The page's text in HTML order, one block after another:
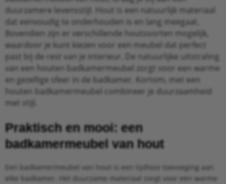
duurzamere levensstijl. Hout is een natuurlijk materiaal
dat eenvoudig te onderhouden is en lang meegaat.
Bovendien zijn er verschillende houtsoorten mogelijk,
waardoor je kunt kiezen voor een meubel dat perfect
past bij de rest van je interieur. De natuurlijke uitstraling
van een houten badkamermeubel zorgt voor een warme
en gezellige sfeer in de badkamer. Kortom, met een
houten badkamermeubel combineer je duurzaamheid
met stijl.
Praktisch en mooi: een
badkamermeubel van hout
Een badkamermeubel van hout is een tijdloze toevoeging aan
elke badkamer. Het duurzame materiaal zorgt voor een warme